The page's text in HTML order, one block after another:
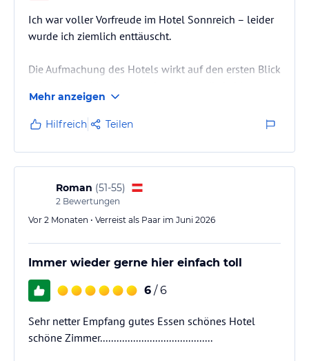
Ich war voller Vorfreude im Hotel Sonnreich – leider
wurde ich ziemlich enttäuscht.
Die Aufmachung des Hotels wirkt auf den ersten Blick
vermittelt einen stilvollen und noblen Eindruck.
Leider entspricht dieser erste Eindruck überhaupt
nicht der Realität. Sobald man in die Gänge und
Zimmer kommt, merkt man deutlich, dass vieles in
die Jahre gekommen ist. Die Einrichtung wirkt
abgewohnt, und obwohl das Zimmer sauber war,
hätte es dringend eine Renovierung nötig. Auch…
Mehr anzeigen
Hilfreich Teilen
Roman (51-55)
2 Bewertungen
Vor 2 Monaten • Verreist als Paar im Juni 2026
Immer wieder gerne hier einfach toll
6 / 6
Sehr netter Empfang gutes Essen schönes Hotel
schöne Zimmer.........................................